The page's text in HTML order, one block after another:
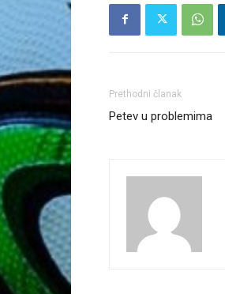
Prethodni članak
Petev u problemima